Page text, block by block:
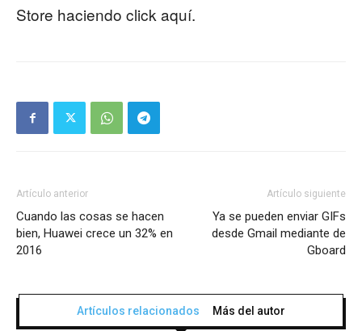
Store haciendo click aquí.
Artículo anterior
Cuando las cosas se hacen
bien, Huawei crece un 32% en
2016
Artículo siguiente
Ya se pueden enviar GIFs
desde Gmail mediante de
Gboard
Artículos relacionados Más del autor